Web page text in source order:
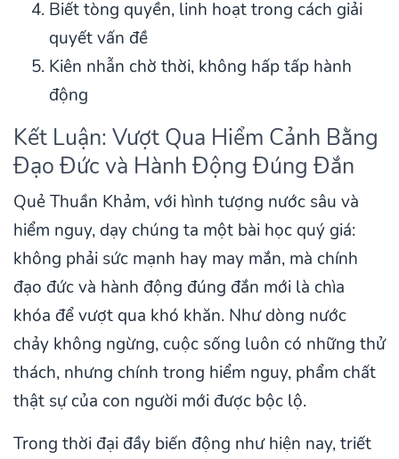
Biết tòng quyền, linh hoạt trong cách giải
quyết vấn đề
Kiên nhẫn chờ thời, không hấp tấp hành
động
Kết Luận: Vượt Qua Hiểm Cảnh Bằng
Đạo Đức và Hành Động Đúng Đắn
Quẻ Thuần Khảm, với hình tượng nước sâu và
hiểm nguy, dạy chúng ta một bài học quý giá:
không phải sức mạnh hay may mắn, mà chính
đạo đức và hành động đúng đắn mới là chìa
khóa để vượt qua khó khăn. Như dòng nước
chảy không ngừng, cuộc sống luôn có những thử
thách, nhưng chính trong hiểm nguy, phẩm chất
thật sự của con người mới được bộc lộ.
Trong thời đại đầy biến động như hiện nay, triết